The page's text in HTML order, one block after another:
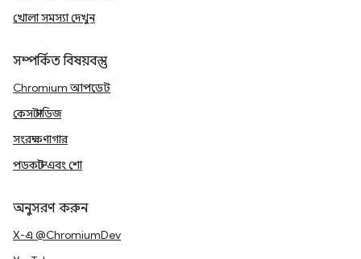
খোলা সমস্যা দেখুন
সম্পর্কিত বিষয়বস্তু
Chromium আপডেট
কেস স্টাডিজ
সংরক্ষণাগার
পডকাস্ট এবং শো
অনুসরণ করুন
X-এ @ChromiumDev